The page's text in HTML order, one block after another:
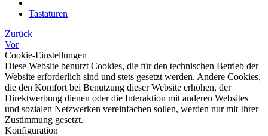
Tastaturen
Zurück
Vor
Cookie-Einstellungen
Diese Website benutzt Cookies, die für den technischen Betrieb der
Website erforderlich sind und stets gesetzt werden. Andere Cookies,
die den Komfort bei Benutzung dieser Website erhöhen, der
Direktwerbung dienen oder die Interaktion mit anderen Websites
und sozialen Netzwerken vereinfachen sollen, werden nur mit Ihrer
Zustimmung gesetzt.
Konfiguration